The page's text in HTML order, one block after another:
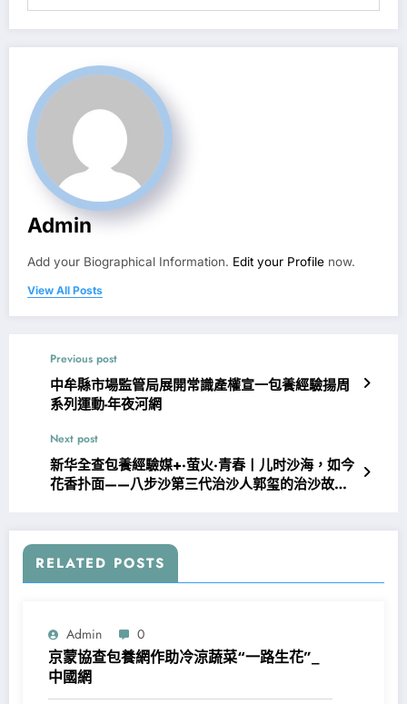
Admin
Add your Biographical Information. Edit your Profile now.
View All Posts
Previous post
中牟縣市場監管局展開常識產權宣一包養經驗揚周
系列運動-年夜河網
Next post
新华全查包養經驗媒+·萤火·青春丨儿时沙海，如今
花香扑面——八步沙第三代治沙人郭玺的治沙故事_
RELATED POSTS
Admin 0
京蒙協查包養網作助冷涼蔬菜“一路生花”_
中國網